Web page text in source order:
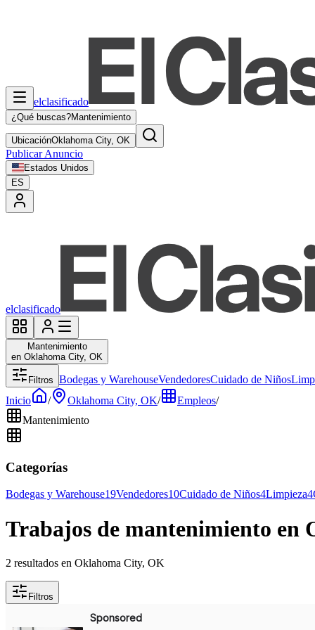
elclasificado
¿Qué buscas?Mantenimiento
UbicaciónOklahoma City, OK
Publicar Anuncio
Estados Unidos
ES
elclasificado
Mantenimiento
en Oklahoma City, OK
Filtros Bodegas y WarehouseVendedoresCuidado de Niños
Inicio
/ Oklahoma City, OK/ Empleos/
Mantenimiento
Categorías
Bodegas y Warehouse19Vendedores10Cuidado de Niños4Limpieza4
Trabajos de mantenimiento en
2 resultados en Oklahoma City, OK
Filtros